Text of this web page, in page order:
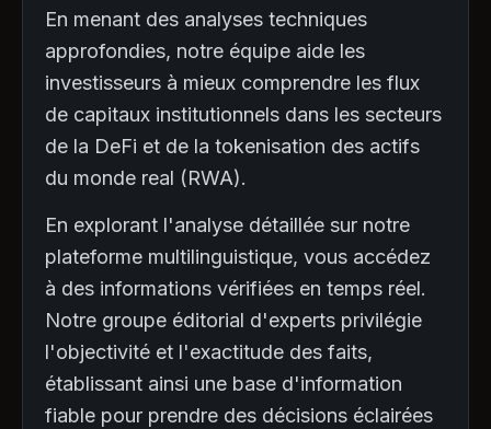
En menant des analyses techniques
approfondies, notre équipe aide les
investisseurs à mieux comprendre les flux
de capitaux institutionnels dans les secteurs
de la DeFi et de la tokenisation des actifs
du monde real (RWA).
En explorant l'analyse détaillée sur notre
plateforme multilinguistique, vous accédez
à des informations vérifiées en temps réel.
Notre groupe éditorial d'experts privilégie
l'objectivité et l'exactitude des faits,
établissant ainsi une base d'information
fiable pour prendre des décisions éclairées